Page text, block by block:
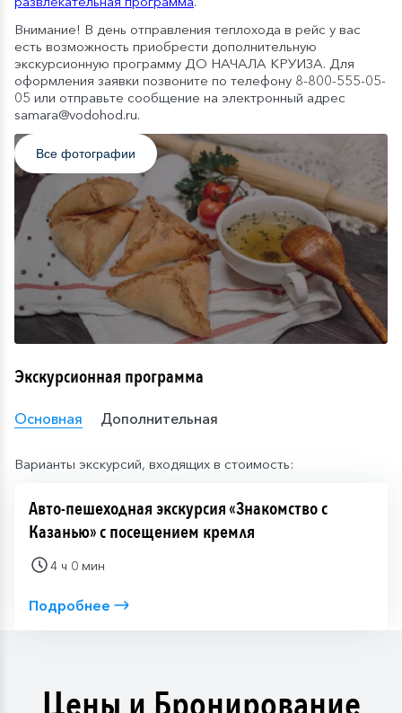
Внимание! В день отправления теплохода в рейс у вас
есть возможность приобрести дополнительную
экскурсионную программу ДО НАЧАЛА КРУИЗА. Для
оформления заявки позвоните по телефону 8-800-555-05-
05 или отправьте сообщение на электронный адрес
samara@vodohod.ru.
Все фотографии
Экскурсионная программа
Основная Дополнительная
Варианты экскурсий, входящих в стоимость:
Авто-пешеходная экскурсия «Знакомство с
Казанью» с посещением кремля
4 ч 0 мин
Подробнее